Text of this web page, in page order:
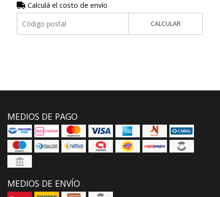
Calculá el costo de envío
CALCULAR
MEDIOS DE PAGO
MEDIOS DE ENVÍO